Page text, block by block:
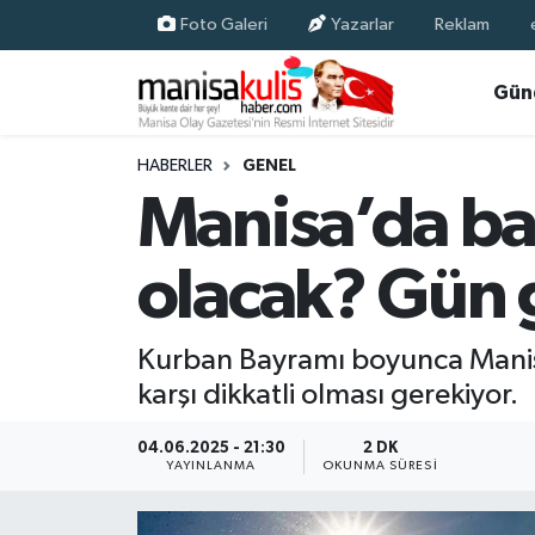
Foto Galeri Yazarlar Reklam
HABERLER GENEL
Manisa’da
olacak? Gün
Kurban Bayramı boyunca
karşı dikkatli olması gerekiyor.
04.06.2025 - 21:30
YAYINLANMA
2 DK
OKUNMA SÜRESI
Ekonomi
Resmi İlan
Yunusemre Nöbetçi Eczaneler
Yunusemre Trafik Yoğunluk Haritası
Süper Lig Puan Durumu ve Fikstür
Son Dakika Haberleri
Haber Arşivi